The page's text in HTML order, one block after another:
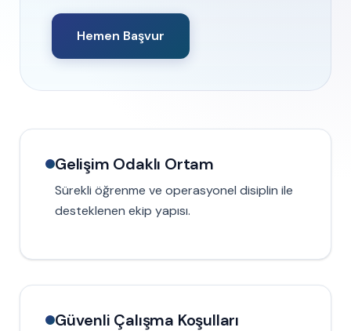
Hemen Başvur
Gelişim Odaklı Ortam
Sürekli öğrenme ve operasyonel disiplin ile
desteklenen ekip yapısı.
Güvenli Çalışma Koşulları